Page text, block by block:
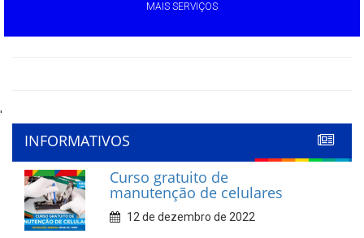
MAIS SERVIÇOS
'
INFORMATIVOS
Curso gratuito de
manutenção de celulares
12 de dezembro de 2022